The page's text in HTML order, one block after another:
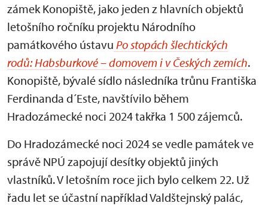
zámek Konopiště, jako jeden z hlavních objektů
letošního ročníku projektu Národního
památkového ústavu Po stopách šlechtických
rodů: Habsburkové – domovem i v Českých zemích.
Konopiště, bývalé sídlo následníka trůnu Františka
Ferdinanda d´Este, navštívilo během
Hradozámecké noci 2024 takřka 1 500 zájemců.
Do Hradozámecké noci 2024 se vedle památek ve
správě NPÚ zapojují desítky objektů jiných
vlastníků. V letošním roce jich bylo celkem 22. Už
řadu let se účastní například Valdštejnský palác,